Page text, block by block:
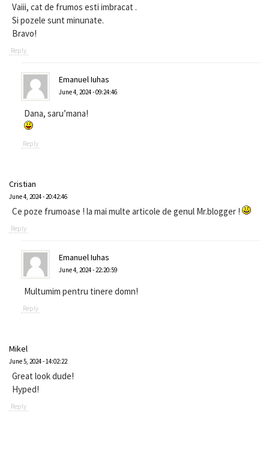
Vaiii, cat de frumos esti imbracat .
Si pozele sunt minunate.
Bravo!
Reply
Emanuel Iuhas
June 4, 2024 - 09:24:46
Dana, saru’mana!
Reply
Cristian
June 4, 2024 - 20:42:46
Ce poze frumoase ! la mai multe articole de genul Mr.blogger !
Reply
Emanuel Iuhas
June 4, 2024 - 22:20:59
Multumim pentru tinere domn!
Reply
Mikel
June 5, 2024 - 14:02:22
Great look dude!
Hyped!
Reply